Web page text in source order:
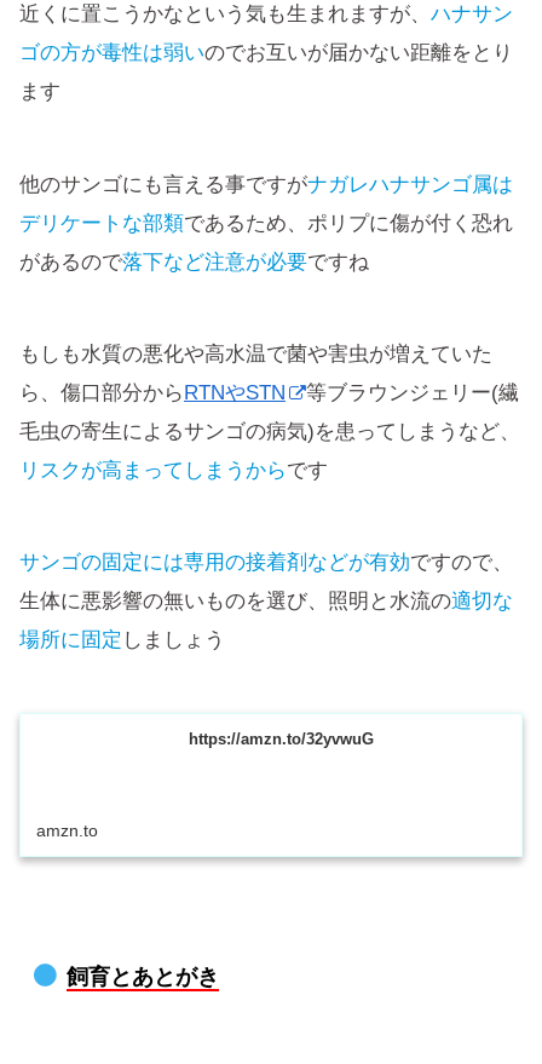
近くに置こうかなという気も生まれますが、 ハナサン
ゴの方が毒性は弱いのでお互いが届かない距離をとり
ます
他のサンゴにも言える事ですがナガレハナサンゴ属は
デリケートな部類であるため、ポリプに傷が付く恐れ
があるので落下など注意が必要ですね
もしも水質の悪化や高水温で菌や害虫が増えていた
ら、傷口部分からRTNやSTN
等ブラウンジェリー(繊
毛虫の寄生によるサンゴの病気)を患ってしまうなど、
リスクが高まってしまうからです
サンゴの固定には専用の接着剤などが有効ですので、
生体に悪影響の無いものを選び、照明と水流の適切な
場所に固定 しましょう
https://amzn.to/32yvwuG
amzn.to
飼育とあとがき